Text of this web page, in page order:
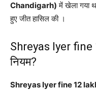
Chandigarh) में खेला गया
हुए जीत हासिल की ।
Shreyas Iyer fine
नियम?
Shreyas Iyer fine 12